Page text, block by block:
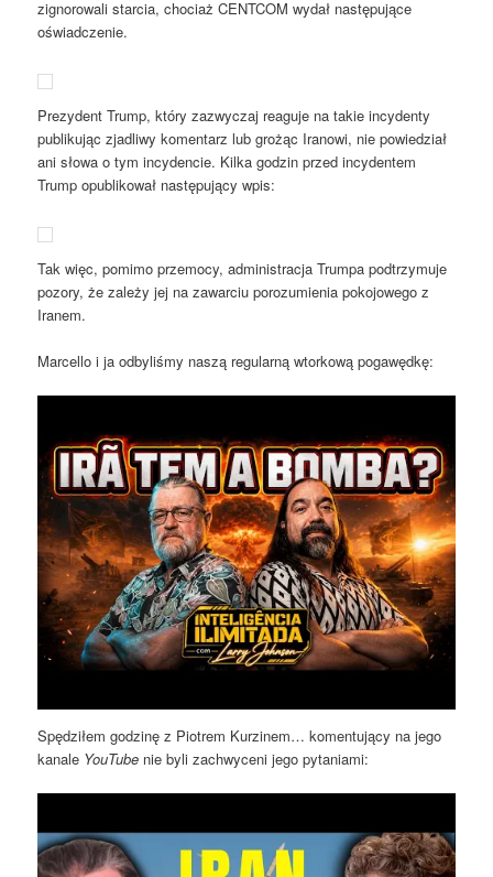
zignorowali starcia, chociaż CENTCOM wydał następujące
oświadczenie.
Prezydent Trump, który zazwyczaj reaguje na takie incydenty
publikując zjadliwy komentarz lub grożąc Iranowi, nie powiedział
ani słowa o tym incydencie. Kilka godzin przed incydentem
Trump opublikował następujący wpis:
Tak więc, pomimo przemocy, administracja Trumpa podtrzymuje
pozory, że zależy jej na zawarciu porozumienia pokojowego z
Iranem.
Marcello i ja odbyliśmy naszą regularną wtorkową pogawędkę:
Spędziłem godzinę z Piotrem Kurzinem… komentujący na jego
kanale YouTube nie byli zachwyceni jego pytaniami: